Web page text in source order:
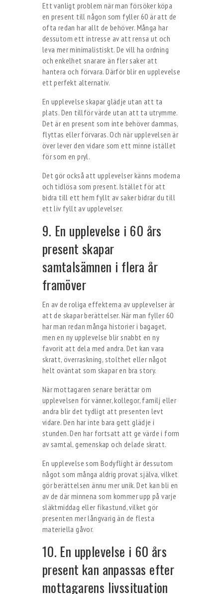
Ett vanligt problem när man försöker köpa
en present till någon som fyller 60 är att de
ofta redan har allt de behöver. Många har
dessutom ett intresse av att rensa ut och
leva mer minimalistiskt. De vill ha ordning
och enkelhet snarare än fler saker att
hantera och förvara. Därför blir en upplevelse
ett perfekt alternativ.
En upplevelse skapar glädje utan att ta
plats. Den tillför värde utan att ta utrymme.
Det är en present som inte behöver dammas,
flyttas eller förvaras. Och när upplevelsen är
över lever den vidare som ett minne istället
för som en pryl.
Det gör också att upplevelser känns moderna
och tidlösa som present. Istället för att
bidra till ett hem fyllt av saker bidrar du till
ett liv fyllt av upplevelser.
9. En upplevelse i 60 års
present skapar
samtalsämnen i flera år
framöver
En av de roliga effekterna av upplevelser är
att de skapar berättelser. När man fyller 60
har man redan många historier i bagaget,
men en ny upplevelse blir snabbt en ny
favorit att dela med andra. Det kan vara
skratt, överraskning, stolthet eller något
helt oväntat som skapar en bra story.
När mottagaren senare berättar om
upplevelsen för vänner, kollegor, familj eller
andra blir det tydligt att presenten levt
vidare. Den har inte bara gett glädje i
stunden. Den har fortsatt att ge värde i form
av samtal, gemenskap och delade skratt.
En upplevelse som Bodyflight är dessutom
något som många aldrig provat själva, vilket
gör berättelsen ännu mer unik. Det kan bli en
av de där minnena som kommer upp på varje
släktmiddag eller fikastund, vilket gör
presenten mer långvarig än de flesta
materiella gåvor.
10. En upplevelse i 60 års
present kan anpassas efter
mottagarens livssituation